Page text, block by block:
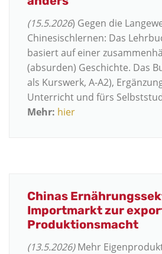
(15.5.2026) Gegen die
Chinesischlernen: Das
basiert auf einer
(absurden) Geschichte. Das
als Kurswerk, A-A2),
Unterricht und fürs
Mehr: hier
Chinas
Importmarkt zur
Produktionsmacht
(13.5.2026)Mehr